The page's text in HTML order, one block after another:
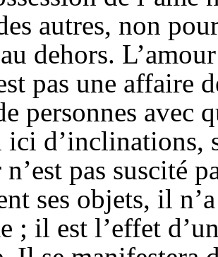
autres, non
dehors.
pas une affaire
personnes avec
ici d’inclinations,
n’est pas suscité
ses objets, il
; il est l’effet